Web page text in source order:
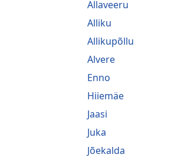
Allaveeru
Alliku
Allikupõllu
Alvere
Enno
Hiiemäe
Jaasi
Juka
Jõekalda